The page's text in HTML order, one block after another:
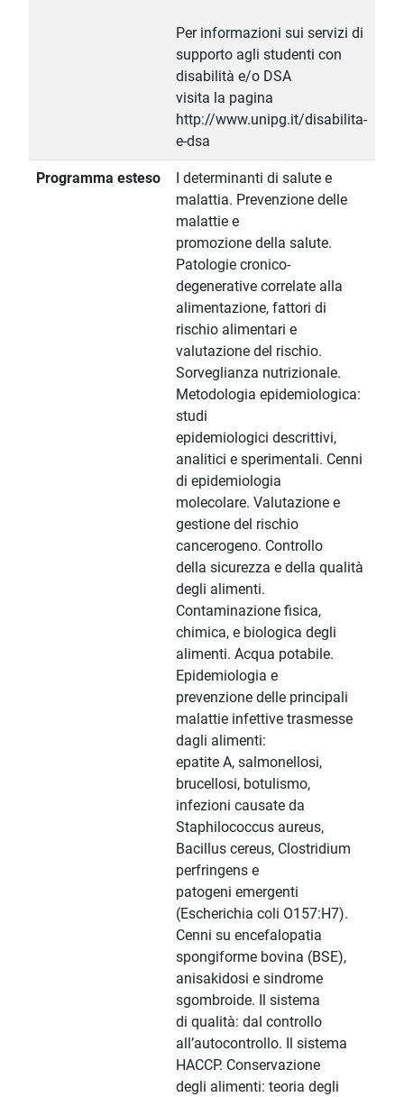
Per informazioni sui servizi di
supporto agli studenti con
disabilità e/o DSA
visita la pagina
http://www.unipg.it/disabilita-
e-dsa
Programma esteso
I determinanti di salute e
malattia. Prevenzione delle
malattie e
promozione della salute.
Patologie cronico-
degenerative correlate alla
alimentazione, fattori di
rischio alimentari e
valutazione del rischio.
Sorveglianza nutrizionale.
Metodologia epidemiologica:
studi
epidemiologici descrittivi,
analitici e sperimentali. Cenni
di epidemiologia
molecolare. Valutazione e
gestione del rischio
cancerogeno. Controllo
della sicurezza e della qualità
degli alimenti.
Contaminazione fisica,
chimica, e biologica degli
alimenti. Acqua potabile.
Epidemiologia e
prevenzione delle principali
malattie infettive trasmesse
dagli alimenti:
epatite A, salmonellosi,
brucellosi, botulismo,
infezioni causate da
Staphilococcus aureus,
Bacillus cereus, Clostridium
perfringens e
patogeni emergenti
(Escherichia coli O157:H7).
Cenni su encefalopatia
spongiforme bovina (BSE),
anisakidosi e sindrome
sgombroide. Il sistema
di qualità: dal controllo
all’autocontrollo. Il sistema
HACCP. Conservazione
degli alimenti: teoria degli